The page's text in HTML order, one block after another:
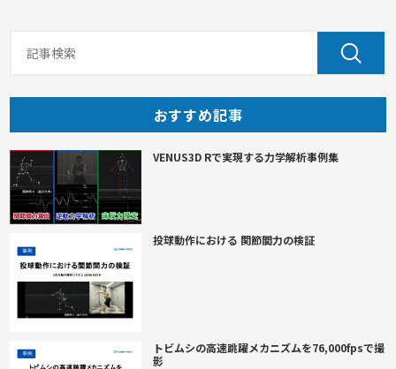
おすすめ記事
VENUS3D Rで実現する力学解析事例集
投球動作における 関節間力の検証
トビムシの高速跳躍メカニズムを76,000fpsで撮
影